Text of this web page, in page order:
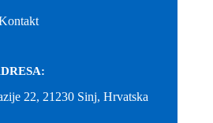
22, 21230 Sinj, Hrvatska